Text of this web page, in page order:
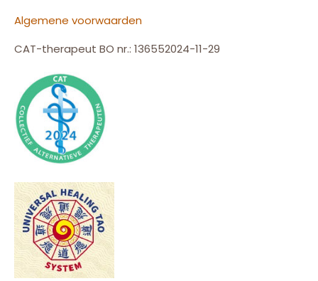
Algemene voorwaarden
CAT-therapeut BO nr.: 136552024-11-29